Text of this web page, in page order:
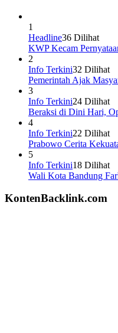
1
Headline36 Dilihat
KWP Kecam
2
Info Terkini32 Dilihat
Pemerintah Ajak
3
Info Terkini24 Dilihat
Beraksi di Dini Hari,
4
Info Terkini22 Dilihat
Prabowo Cerita
5
Info Terkini18 Dilihat
Wali Kota Bandung
KontenBacklink.com